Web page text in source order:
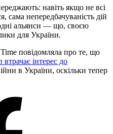
навіть якщо не всі
сама непередбачуваність дій
альянси — що, своєю
для України.
повідомляла про те, що
інтерес до
в України, оскільки тепер